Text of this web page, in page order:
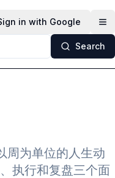
in with Google
Search
周为单位的人生动
执行和复盘三个面